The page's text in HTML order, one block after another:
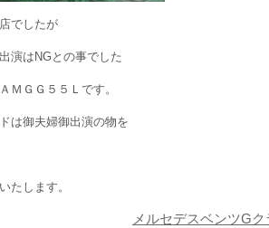
でしたが
演はNGとの事でした
ＭＧＧ５５Ｌです。
は御夫婦御出演の物を
たします。
メルセデスベンツG